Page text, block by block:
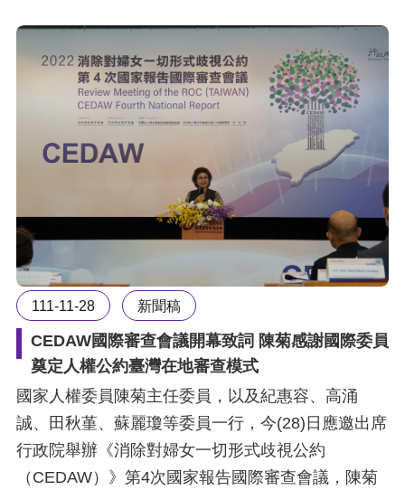
111-11-28 新聞稿
CEDAW國際審查會議開幕致詞 陳菊感謝國際委員
奠定人權公約臺灣在地審查模式
國家人權委員陳菊主任委員，以及紀惠容、高涌
誠、田秋堇、蘇麗瓊等委員一行，今(28)日應邀出席
行政院舉辦《消除對婦女一切形式歧視公約
（CEDAW）》第4次國家報告國際審查會議，陳菊